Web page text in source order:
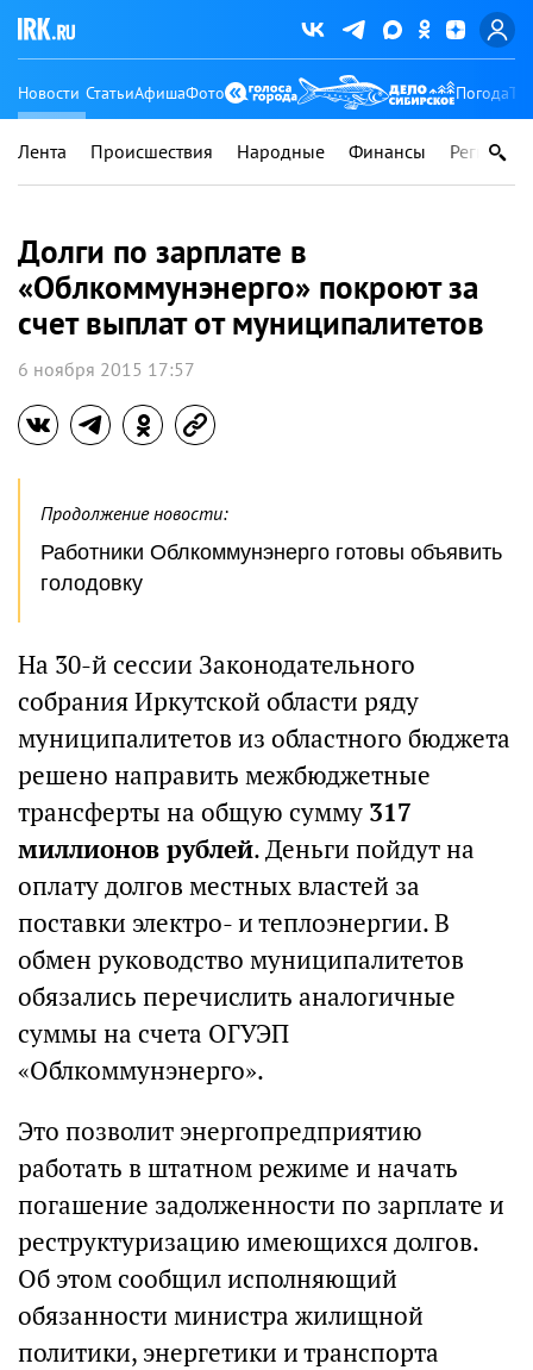
Новости СтатьиАфишаФото Погода
Лента Происшествия Народные Финансы Регионы
Долги по зарплате в
«Облкоммунэнерго» покроют за
счет выплат от муниципалитетов
6 ноября 2015 17:57
Продолжение новости:
Работники Облкоммунэнерго готовы объявить
голодовку
На 30-й сессии Законодательного
собрания Иркутской области ряду
муниципалитетов из областного бюджета
решено направить межбюджетные
трансферты на общую сумму 317
миллионов рублей. Деньги пойдут на
оплату долгов местных властей за
поставки электро- и теплоэнергии. В
обмен руководство муниципалитетов
обязались перечислить аналогичные
суммы на счета ОГУЭП
«Облкоммунэнерго».
Это позволит энергопредприятию
работать в штатном режиме и начать
погашение задолженности по зарплате и
реструктуризацию имеющихся долгов.
Об этом сообщил исполняющий
обязанности министра жилищной
политики, энергетики и транспорта